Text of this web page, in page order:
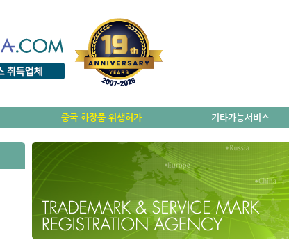
중국 화장품 위생허가 기타가능서비스